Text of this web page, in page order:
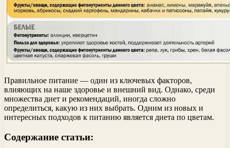
Правильное питание — один из ключевых факторов,
влияющих на наше здоровье и внешний вид. Однако, среди
множества диет и рекомендаций, иногда сложно
определиться, какую из них выбрать. Одним из новых и
интересных подходов к питанию является диета по цветам.
Содержание статьи: